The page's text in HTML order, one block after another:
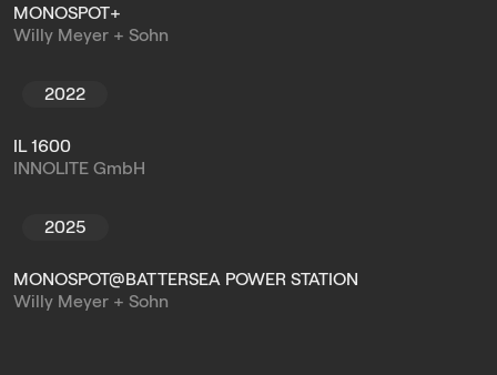
MONOSPOT+
Willy Meyer + Sohn
2022
IL 1600
INNOLITE GmbH
2025
MONOSPOT@BATTERSEA POWER STATION
Willy Meyer + Sohn